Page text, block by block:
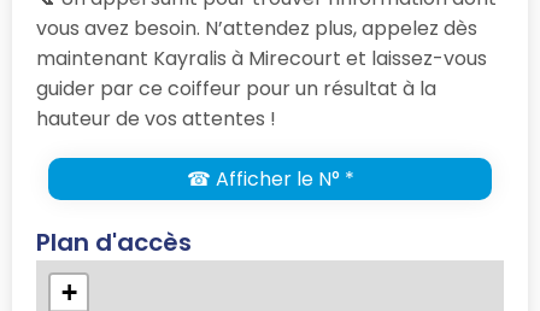
vous avez besoin. N’attendez plus, appelez dès
maintenant Kayralis à Mirecourt et laissez-vous
guider par ce coiffeur pour un résultat à la
hauteur de vos attentes !
☎ Afficher le N° *
Plan d'accès
+